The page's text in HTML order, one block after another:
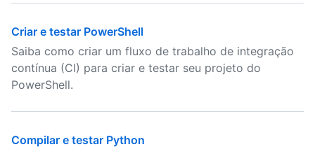
Criar e testar PowerShell
Saiba como criar um fluxo de trabalho de integração
contínua (CI) para criar e testar seu projeto do
PowerShell.
Compilar e testar Python